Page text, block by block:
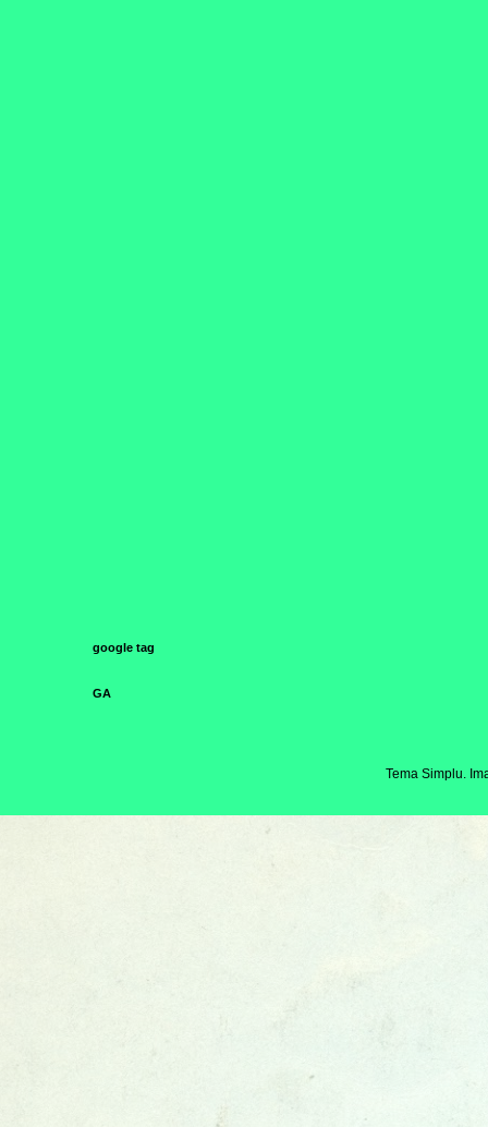
google tag
GA
Tema Simplu.